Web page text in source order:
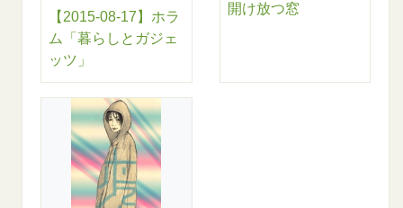
【2015-08-17】ホラ
ム「暮らしとガジェ
ッツ」
開け放つ窓